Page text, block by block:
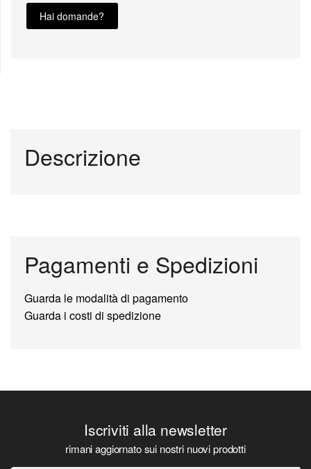
Hai domande?
Descrizione
Pagamenti e Spedizioni
Guarda le modalità di pagamento
Guarda i costi di spedizione
Iscriviti alla newsletter
rimani aggiornato sui nostri nuovi prodotti